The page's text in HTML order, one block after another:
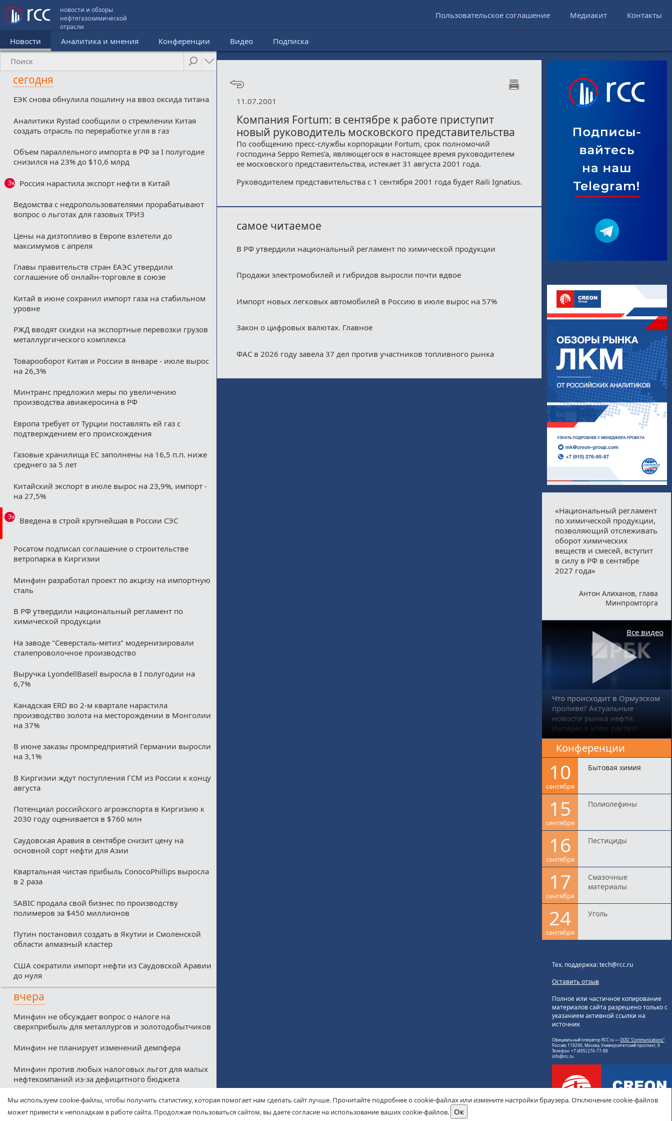
новости и обзоры
нефтегазохимической
отрасли
Пользовательское соглашение Медиакит Контакты
Новости Аналитика и мнения Конференции Видео Подписка
сегодня
ЕЭК снова обнулила пошлину на ввоз оксида титана
Аналитики Rystad сообщили о стремлении Китая
создать отрасль по переработке угля в газ
Объем параллельного импорта в РФ за I полугодие
снизился на 23% до $10,6 млрд
Эксклюзив
Россия нарастила экспорт нефти в Китай
Ведомства с недропользователями прорабатывают
вопрос о льготах для газовых ТРИЗ
Цены на дизтопливо в Европе взлетели до
максимумов с апреля
Главы правительств стран ЕАЭС утвердили
соглашение об онлайн-торговле в союзе
Китай в июне сохранил импорт газа на стабильном
уровне
РЖД вводят скидки на экспортные перевозки грузов
металлургического комплекса
Товарооборот Китая и России в январе - июле вырос
на 26,3%
Минтранс предложил меры по увеличению
производства авиакеросина в РФ
Европа требует от Турции поставлять ей газ с
подтверждением его происхождения
Газовые хранилища ЕС заполнены на 16,5 п.п. ниже
среднего за 5 лет
Китайский экспорт в июле вырос на 23,9%, импорт -
на 27,5%
Эксклюзив
Введена в строй крупнейшая в России СЭС
Росатом подписал соглашение о строительстве
ветропарка в Киргизии
Минфин разработал проект по акцизу на импортную
сталь
В РФ утвердили национальный регламент по
химической продукции
На заводе "Северсталь-метиз" модернизировали
сталепроволочное производство
Выручка LyondellBasell выросла в I полугодии на
6,7%
Канадская ERD во 2-м квартале нарастила
производство золота на месторождении в Монголии
на 37%
В июне заказы промпредприятий Германии выросли
на 3,1%
В Киргизии ждут поступления ГСМ из России к концу
августа
Потенциал российского агроэкспорта в Киргизию к
2030 году оценивается в $760 млн
Саудовская Аравия в сентябре снизит цену на
основной сорт нефти для Азии
Квартальная чистая прибыль ConocoPhillips выросла
в 2 раза
SABIC продала свой бизнес по производству
полимеров за $450 миллионов
Путин постановил создать в Якутии и Смоленской
области алмазный кластер
США сократили импорт нефти из Саудовской Аравии
до нуля
вчера
Минфин не обсуждает вопрос о налоге на
сверхприбыль для металлургов и золотодобытчиков
Минфин не планирует изменений демпфера
Минфин против любых налоговых льгот для малых
нефтекомпаний из-за дефицитного бюджета
Соглашение о свободной торговле между ЕАЭС и
ОАЭ вступит в силу с 6 октября
11.07.2001
Компания Fortum: в сентябре к работе приступит
новый руководитель московского представительства
По сообщению пресс-службы корпорации Fortum, срок полномочий
господина Seppo Remes’a, являющегося в настоящее время руководителем
ее московского представительства, истекает 31 августа 2001 года.
Руководителем представительства с 1 сентября 2001 года будет Raili Ignatius.
самое читаемое
В РФ утвердили национальный регламент по химической продукции
Продажи электромобилей и гибридов выросли почти вдвое
Импорт новых легковых автомобилей в Россию в июле вырос на 57%
Закон о цифровых валютах. Главное
ФАС в 2026 году завела 37 дел против участников топливного рынка
«Национальный регламент
по химической продукции,
позволяющий отслеживать
оборот химических
веществ и смесей, вступит
в силу в РФ в сентябре
2027 года»
Антон Алиханов, глава
Минпромторга
Что происходит в Ормузском
проливе? Актуальные
новости рынка нефти.
Интерес к углю растёт?
Все видео
Конференции
10
сентября
Бытовая химия
15
сентября
Полиолефины
16
сентября
Пестициды
17
сентября
Смазочные
материалы
24
сентября
Уголь
Тех. поддержка: tech@rcc.ru
Оставить отзыв
Полное или частичное копирование
материалов сайта разрешено только с
указанием активной ссылки на
источник
Официальный оператор RCC.ru —ООО "Communicationz"
Россия, 119296, Москва, Университетский проспект, 9
Телефон: +7 (495) 276-77-88
info@rcc.ru
Мы используем cookie-файлы, чтобы получить статистику, которая помогает нам сделать сайт лучше. Прочитайте подробнее о cookie-файлах или измените настройки браузера. Отключение cookie-файлов
может привести к неполадкам в работе сайта. Продолжая пользоваться сайтом, вы даете согласие на использование ваших cookie-файлов.